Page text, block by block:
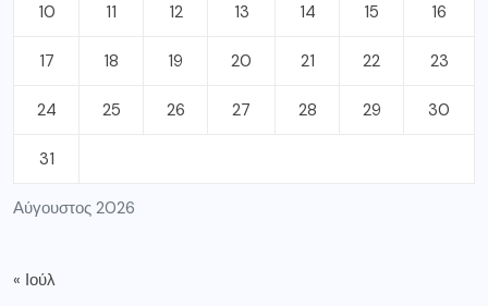
Αύγουστος 2026
10 11 12 13 14 15 16
17 18 19 20 21 22 23
24 25 26 27 28 29 30
31
« Ιούλ